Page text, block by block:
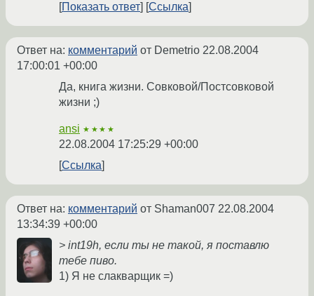
Показать ответ
Ссылка
Ответ на: комментарий от Demetrio 22.08.2004
17:00:01 +00:00
Да, книга жизни. Совковой/Постсовковой
жизни ;)
ansi ★★★★
22.08.2004 17:25:29 +00:00
Ссылка
Ответ на: комментарий от Shaman007 22.08.2004
13:34:39 +00:00
> int19h, если ты не такой, я поставлю
тебе пиво.
1) Я не слакварщик =)